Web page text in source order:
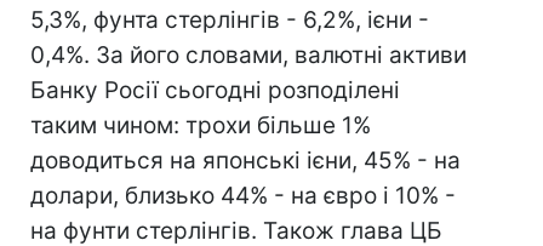
5,3%, фунта стерлінгів - 6,2%, ієни -
0,4%. За його словами, валютні активи
Банку Росії сьогодні розподілені
таким чином: трохи більше 1%
доводиться на японські ієни, 45% - на
долари, близько 44% - на євро і 10% -
на фунти стерлінгів. Також глава ЦБ